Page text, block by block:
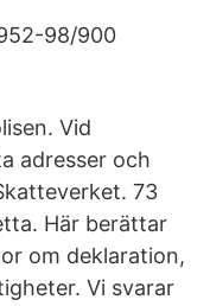
98/900
Vid
adresser och
73
Här berättar
om deklaration,
Vi svarar